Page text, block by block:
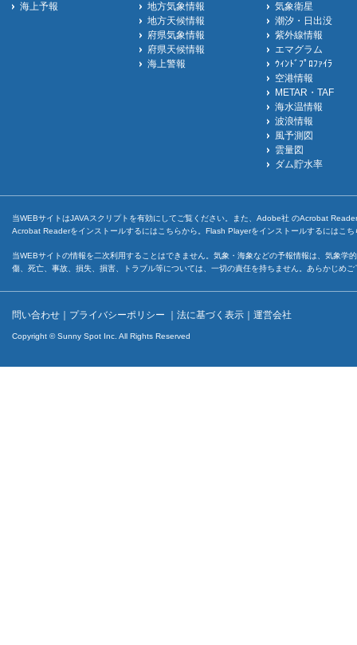
海上予報
地方気象情報
地方天候情報
府県気象情報
府県天候情報
海上警報
気象衛星
潮汐・日出没
紫外線情報
エマグラム
ｳｨﾝﾄﾞﾌﾟﾛﾌｧｲﾗ
空港情報
METAR・TAF
海水温情報
波浪情報
風予測図
雲量図
ダム貯水率
当WEBサイトはJAVAスクリプトを有効にしてご覧ください。また、Adobe社 のAcrobat
Acrobat Readerをインストールするには こちらから。Flash Playerをインストールするには こち
当WEBサイトの情報を二次利用することはできません。気象・海象などの予報情報は、気象
傷、死亡、事故、損失、損害、トラブル等については、一切の責任を持ちません。あらかじめ
問い合わせ ｜ プライバシーポリシー ｜ 法に基づく表示 ｜ 運営会社
Copyright © Sunny Spot Inc. All Rights Reserved